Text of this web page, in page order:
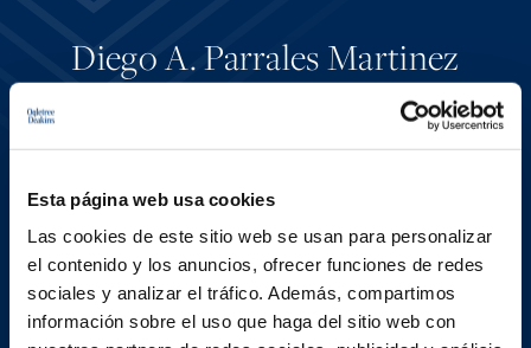
Esta página web usa cookies
Las cookies de este sitio web se usan para personalizar
el contenido y los anuncios, ofrecer funciones de redes
sociales y analizar el tráfico. Además, compartimos
información sobre el uso que haga del sitio web con
Diego A. Parrales Martinez
CONTACT DIEGO
VCF